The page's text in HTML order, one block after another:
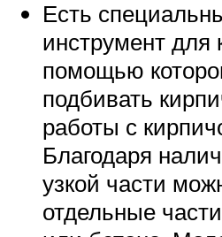
Есть
инструмент для
помощью
подбивать
работы с
Благодаря
узкой части
отдельные